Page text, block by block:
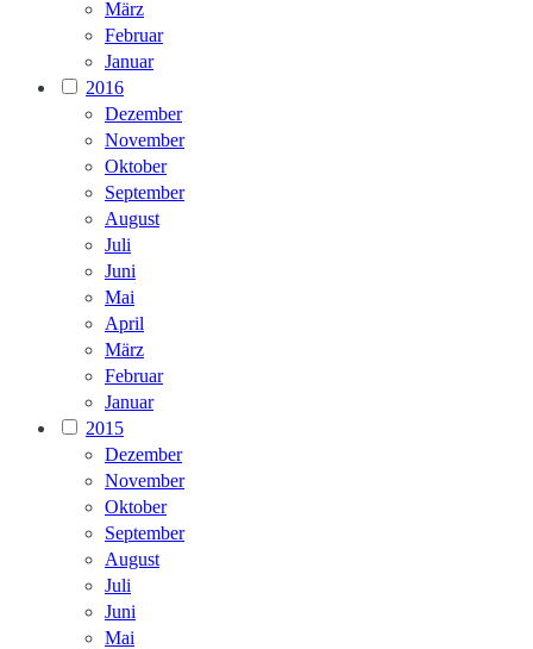
März
Februar
Januar
2016
Dezember
November
Oktober
September
August
Juli
Juni
Mai
April
März
Februar
Januar
2015
Dezember
November
Oktober
September
August
Juli
Juni
Mai